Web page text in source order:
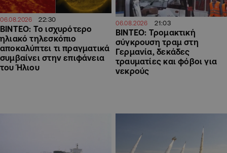
06.08.2026 22:30
ΒΙΝΤΕΟ: Το ισχυρότερο
ηλιακό τηλεσκόπιο
αποκαλύπτει τι πραγματικά
συμβαίνει στην επιφάνεια
του Ήλιου
06.08.2026 21:03
ΒΙΝΤΕΟ: Τρομακτική
σύγκρουση τραμ στη
Γερμανία, δεκάδες
τραυματίες και φόβοι για
νεκρούς